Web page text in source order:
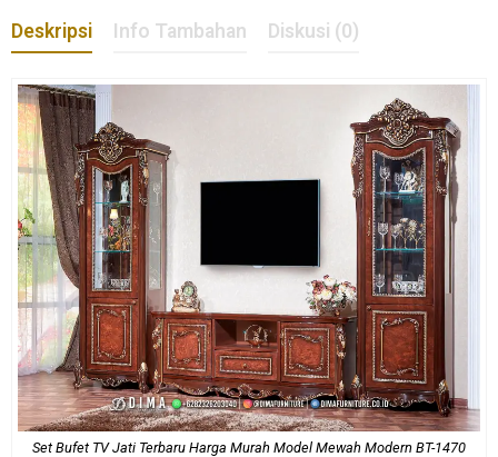
Deskripsi Info Tambahan Diskusi (0)
Set Bufet TV Jati Terbaru Harga Murah Model Mewah Modern BT-1470